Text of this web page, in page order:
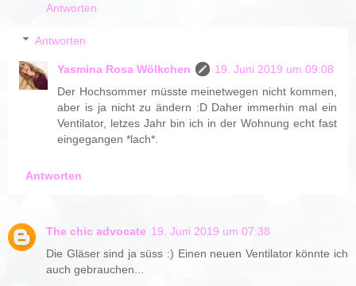
Antworten
Antworten
Yasmina Rosa Wölkchen
19. Juni 2019 um 09:08
Der Hochsommer müsste meinetwegen nicht kommen,
aber is ja nicht zu ändern :D Daher immerhin mal ein
Ventilator, letzes Jahr bin ich in der Wohnung echt fast
eingegangen *lach*.
Antworten
The chic advocate 19. Juni 2019 um 07:38
Die Gläser sind ja süss :) Einen neuen Ventilator könnte ich
auch gebrauchen...